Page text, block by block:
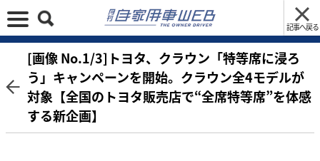
記事へ戻る
[画像 No.1/3]トヨタ、クラウン「特等席に浸ろ
う」キャンペーンを開始。クラウン全4モデルが
対象【全国のトヨタ販売店で“全席特等席”を体感
する新企画】